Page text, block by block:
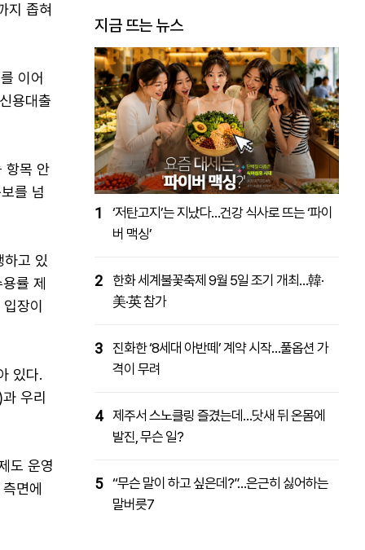
지 좁혀
이어
용대출
항목 안
를 넘
고 있
률 제
장이
있다.
우리
도 운영
면에
지금 뜨는 뉴스
1
‘저탄고지’는 지났다…건강 식사로 뜨는 ‘파이
버 맥싱’
2
한화 세계불꽃축제 9월 5일 조기 개최…韓·
美·英 참가
3 진화한 ‘8세대 아반떼’ 계약 시작…풀옵션 가
격이 무려
4 제주서 스노클링 즐겼는데…닷새 뒤 온몸에
발진, 무슨 일?
5 “무슨 말이 하고 싶은데?”…은근히 싫어하는
말버릇7